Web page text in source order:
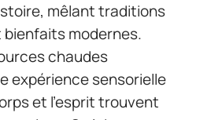
mêlant traditions
modernes.
chaudes
expérience sensorielle
et l’esprit trouvent